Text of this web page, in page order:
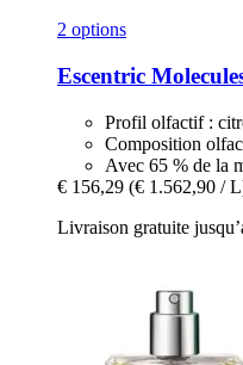
2 options
Escentric
Profil olfactif :
Composition
Avec 65 % de la
€ 156,29 (€ 1.562,90 /
Livraison gratuite